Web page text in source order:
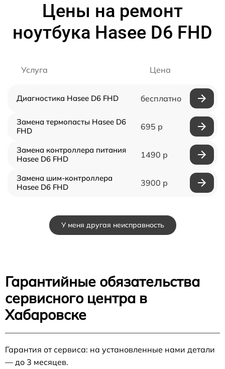
Цены на ремонт
ноутбука Hasee D6 FHD
Услуга Цена
Диагностика Hasee D6 FHD бесплатно
Замена термопасты Hasee D6
FHD
695 р
Замена контроллера питания
Hasee D6 FHD
1490 р
Замена шим-контроллера
Hasee D6 FHD
3900 р
У меня другая неисправность
Гарантийные обязательства
сервисного центра в
Хабаровске
Гарантия от сервиса: на установленные нами детали
— до 3 месяцев.